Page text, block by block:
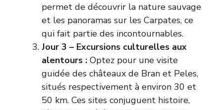
permet de découvrir la nature sauvage
et les panoramas sur les Carpates, ce
qui fait partie des incontournables.
Jour 3 – Excursions culturelles aux
alentours : Optez pour une visite
guidée des châteaux de Bran et Peles,
situés respectivement à environ 30 et
50 km. Ces sites conjuguent histoire,